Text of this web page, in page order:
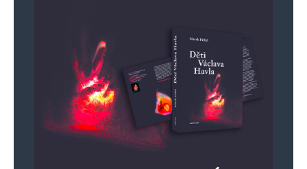
Informujte mě o nových komentářích e-mailem.
Informujte mě o nových příspěvcích e-mailem.
Alternative: